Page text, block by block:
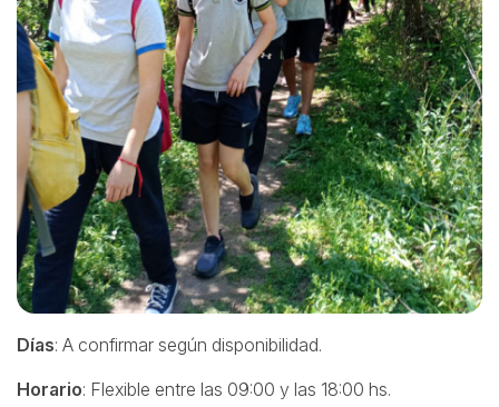
Días: A confirmar según disponibilidad.
Horario: Flexible entre las 09:00 y las 18:00 hs.